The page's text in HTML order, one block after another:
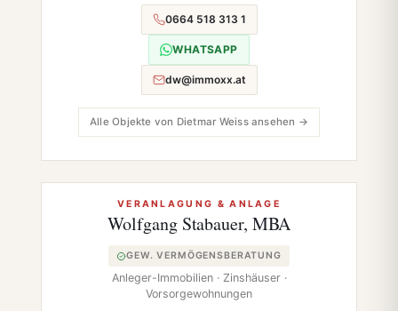
0664 518 313 1
WHATSAPP
dw@immoxx.at
Alle Objekte von Dietmar Weiss ansehen →
VERANLAGUNG & ANLAGE
Wolfgang Stabauer, MBA
GEW. VERMÖGENSBERATUNG
Anleger-Immobilien · Zinshäuser ·
Vorsorgewohnungen